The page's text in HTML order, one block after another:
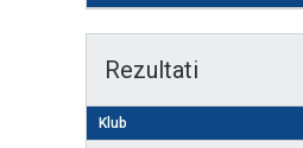
Rezultati
Klub